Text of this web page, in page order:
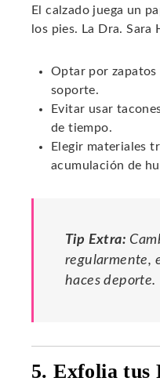
El calzado juega un
los pies. La Dra.
Optar por zapatos
soporte.
Evitar usar
de tiempo.
Elegir materiales
acumulación de
Tip Extra:
regularmente,
haces deporte.
5. Exfolia tus